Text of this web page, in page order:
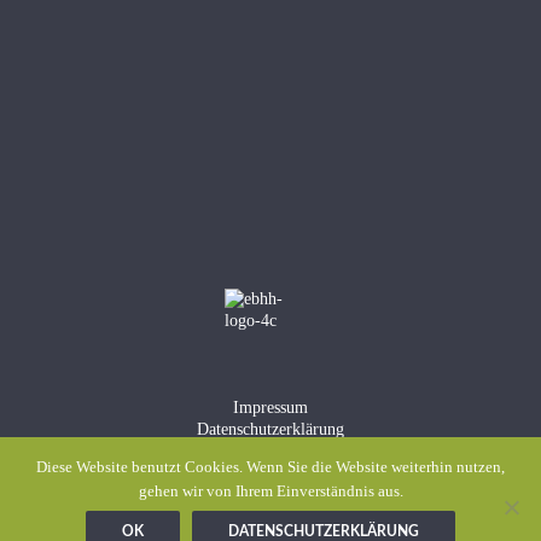
Impressum
Datenschutzerklärung
Diese Website benutzt Cookies. Wenn Sie die Website weiterhin nutzen,
gehen wir von Ihrem Einverständnis aus.
OK DATENSCHUTZERKLÄRUNG